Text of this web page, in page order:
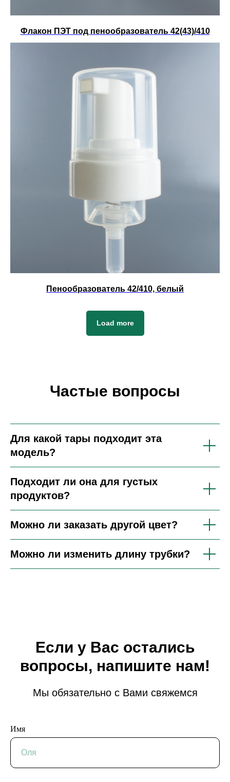
Флакон ПЭТ под пенообразователь 42(43)/410
Пенообразователь 42/410, белый
Load more
Частые вопросы
Для какой тары подходит эта
модель?
Подходит ли она для густых
продуктов?
Можно ли заказать другой цвет?
Можно ли изменить длину трубки?
Если у Вас остались
вопросы, напишите нам!
Мы обязательно с Вами свяжемся
Имя